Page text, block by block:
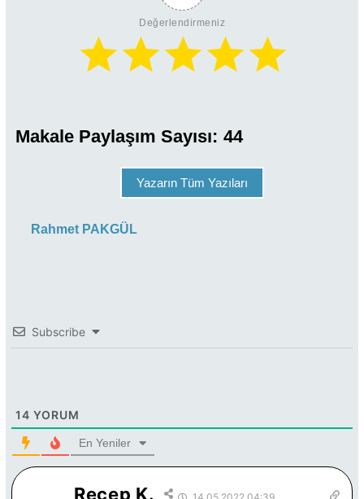
Değerlendirmeniz
Makale Paylaşım Sayısı: 44
Yazarın Tüm Yazıları
Rahmet PAKGÜL
Subscribe
14 YORUM
En Yeniler
Recep K.